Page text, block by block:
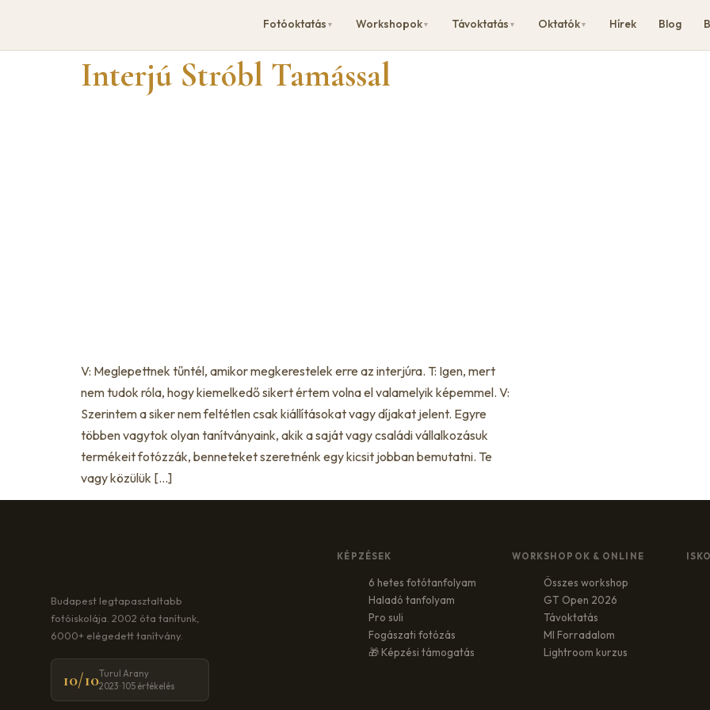
Fotóoktatás ▼ Workshopok▼ Távoktatás ▼ Oktatók▼ Hírek Blog
Interjú Stróbl Tamással
V: Meglepettnek tűntél, amikor megkerestelek erre az interjúra. T: Igen, mert
nem tudok róla, hogy kiemelkedő sikert értem volna el valamelyik képemmel. V:
Szerintem a siker nem feltétlen csak kiállításokat vagy díjakat jelent. Egyre
többen vagytok olyan tanítványaink, akik a saját vagy családi vállalkozásuk
termékeit fotózzák, benneteket szeretnénk egy kicsit jobban bemutatni. Te
vagy közülük […]
Budapest legtapasztaltabb
fotóiskolája. 2002 óta tanítunk,
6000+ elégedett tanítvány.
10/10Turul Arany
2023 · 105 értékelés
KÉPZÉSEK
6 hetes fotótanfolyam
Haladó tanfolyam
Pro suli
Fogászati fotózás
🎁 Képzési támogatás
WORKSHOPOK & ONLINE
Összes workshop
GT Open 2026
Távoktatás
MI Forradalom
Lightroom kurzus